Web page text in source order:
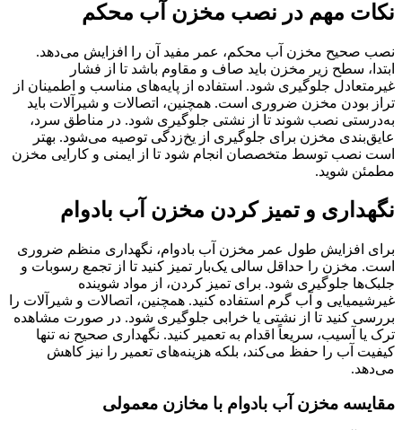
نکات مهم در نصب مخزن آب محکم
نصب صحیح مخزن آب محکم، عمر مفید آن را افزایش می‌دهد.
ابتدا، سطح زیر مخزن باید صاف و مقاوم باشد تا از فشار
غیرمتعادل جلوگیری شود. استفاده از پایه‌های مناسب و اطمینان از
تراز بودن مخزن ضروری است. همچنین، اتصالات و شیرآلات باید
به‌درستی نصب شوند تا از نشتی جلوگیری شود. در مناطق سرد،
عایق‌بندی مخزن برای جلوگیری از یخ‌زدگی توصیه می‌شود. بهتر
است نصب توسط متخصصان انجام شود تا از ایمنی و کارایی مخزن
مطمئن شوید.
نگهداری و تمیز کردن مخزن آب بادوام
برای افزایش طول عمر مخزن آب بادوام، نگهداری منظم ضروری
است. مخزن را حداقل سالی یک‌بار تمیز کنید تا از تجمع رسوبات و
جلبک‌ها جلوگیری شود. برای تمیز کردن، از مواد شوینده
غیرشیمیایی و آب گرم استفاده کنید. همچنین، اتصالات و شیرآلات را
بررسی کنید تا از نشتی یا خرابی جلوگیری شود. در صورت مشاهده
ترک یا آسیب، سریعاً اقدام به تعمیر کنید. نگهداری صحیح نه تنها
کیفیت آب را حفظ می‌کند، بلکه هزینه‌های تعمیر را نیز کاهش
می‌دهد.
مقایسه مخزن آب بادوام با مخازن معمولی